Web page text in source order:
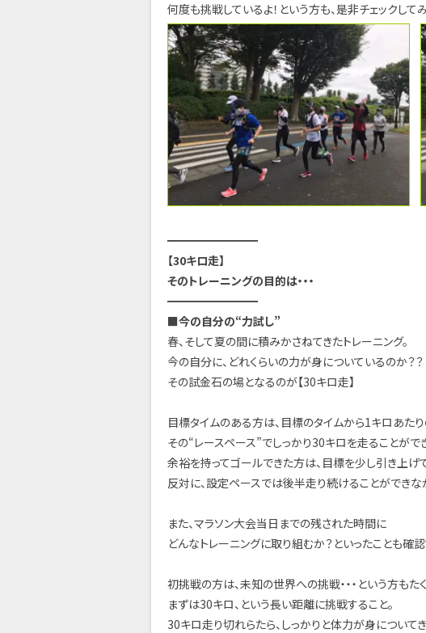
何度も挑戦しているよ！という方も、是非チェックして
━━━━━━━━
【30キロ走】
そのトレーニングの目的は・・・
━━━━━━━━
■今の自分の“力試し”
春、そして夏の間に積みかさねてきたトレーニング。
今の自分に、どれくらいの力が身についているのか？？
その試金石の場となるのが【30キロ走】
目標タイムのある方は、目標のタイムから1キロあた
その“レースペース”でしっかり30キロを走ることがで
余裕を持ってゴールできた方は、目標を少し引き上げ
反対に、設定ペースでは後半走り続けることができな
また、マラソン大会当日までの残された時間に
どんなトレーニングに取り組むか？といったことも確
初挑戦の方は、未知の世界への挑戦・・・という方もた
まずは30キロ、という長い距離に挑戦すること。
30キロ走り切れらたら、しっかりと体力が身について